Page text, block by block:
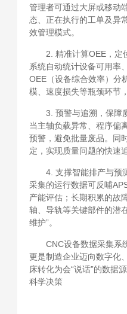
管理者可通过大屏或移动
态、正在执行的工单及异
效管理模式。
2. 精准计算OEE，定
系统自动统计设备可用率
OEE（设备综合效率）分
模、速度损失等瓶颈环节
3. 预警与追溯，保障
当主轴负载异常、程序偏
预警，避免批量废品。同
定，实现质量问题的快速
4. 支撑智能排产与预
采集的运行数据可反哺
产能评估；长期积累的故
轴、导轨等关键部件的潜
维护”。
CNC设备数据采集系
更是制造企业迈向数字化
床转化为会“说话”的数据
科学决策